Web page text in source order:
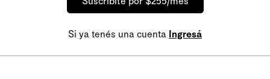
Si ya tenés una cuenta Ingresá